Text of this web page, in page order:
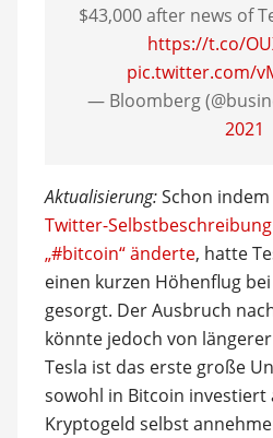
$43,000 after news of
https://t.co/
pic.twitter.com/
— Bloomberg
2021
Aktualisierung:Schon
Twitter-
„#bitcoin“ änderte, hatte
einen kurzen Höhenflug
gesorgt. Der Ausbruch
könnte jedoch von
Tesla ist das erste große
sowohl in Bitcoin investiert
Kryptogeld selbst